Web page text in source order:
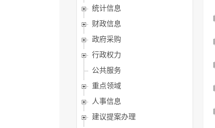
统计信息
财政信息
政府采购
行政权力
公共服务
重点领域
人事信息
建议提案办理